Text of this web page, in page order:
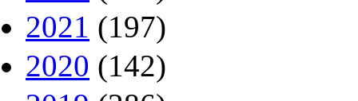
2021 (197)
2020 (142)